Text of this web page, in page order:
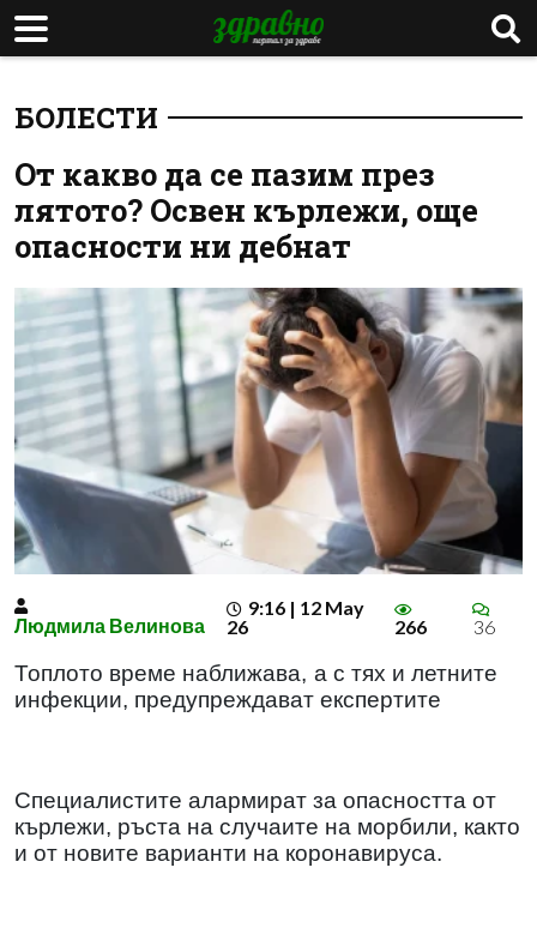
БОЛЕСТИ
От какво да се пазим през
лятото? Освен кърлежи, още
опасности ни дебнат
Людмила Велинова
9:16 | 12 May
26
266 36
Топлото време наближава, а с тях и летните
инфекции, предупреждават експертите
Специалистите алармират за опасността от
кърлежи, ръста на случаите на морбили, както
и от новите варианти на коронавируса.